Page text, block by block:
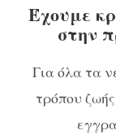
Έχουμε
στην
Για όλα τα
τρόπου